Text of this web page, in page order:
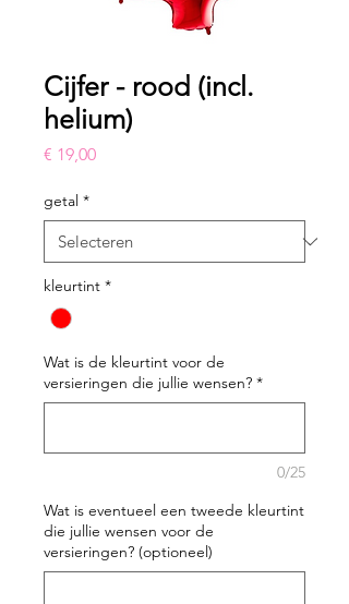
Cijfer - rood (incl.
helium)
€ 19,00Prijs
getal *
kleurtint *
Wat is de kleurtint voor de
versieringen die jullie wensen? *
0/25
Wat is eventueel een tweede kleurtint
die jullie wensen voor de
versieringen? (optioneel)